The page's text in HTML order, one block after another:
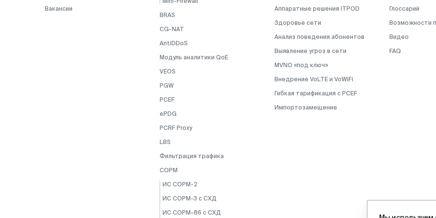
Вакансии
BRAS
CG-NAT
AntiDDoS
Модуль аналитики QoE
VEOS
PGW
PCEF
ePDG
PCRF Proxy
LBS
Фильтрация трафика
СОРМ
ИС СОРМ-2
ИС СОРМ-3 с СХД
ИС СОРМ-86 с СХД
Аппаратные решения ITPOD
Здоровье сети
Анализ поведения абонентов
Выявление угроз в сети
MVNO «под ключ»
Внедрение VoLTE и VoWiFi
Гибкая тарификация с PCEF
Импортозамещение
Глоссарий
Возможности
Видео
FAQ